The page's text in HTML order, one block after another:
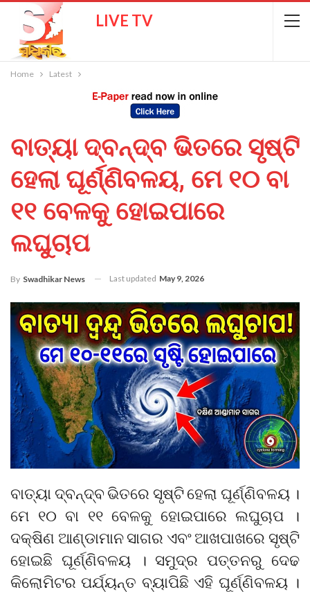
LIVE TV
Home Latest
ବାତ୍ୟା ଦ୍ବନ୍ଦ୍ବ ଭିତରେ ସୃଷ୍ଟି
ହେଲା ଘୂର୍ଣ୍ଣିବଳୟ, ମେ ୧୦ ବା
୧୧ ବେଳକୁ ହୋଇପାରେ
ଲଘୁଚାପ
By Swadhikar News Last updated May 9, 2026
ବାତ୍ୟା ଦ୍ବନ୍ଦ୍ବ ଭିତରେ ସୃଷ୍ଟି ହେଲା ଘୂର୍ଣ୍ଣିବଳୟ ।
ମେ ୧୦ ବା ୧୧ ବେଳକୁ ହୋଇପାରେ ଲଘୁଚାପ ।
ଦକ୍ଷିଣ ଆଣ୍ଡାମାନ ସାଗର ଏବଂ ଆଖପାଖରେ ସୃଷ୍ଟି
ହୋଇଛି ଘୂର୍ଣ୍ଣିବଳୟ । ସମୁଦ୍ର ପତ୍ତନରୁ ଦେଢ
କିଲୋମିଟର ପର୍ଯ୍ୟନ୍ତ ବ୍ୟାପିଛି ଏହି ଘୂର୍ଣ୍ଣିବଳୟ ।